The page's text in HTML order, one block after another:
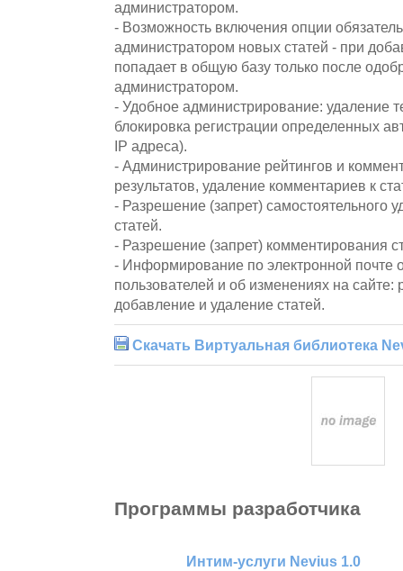
администратором.
- Возможность включения опции
администратором новых статей - при
попадает в общую базу только после
администратором.
- Удобное администрирование: удаление
блокировка регистрации определенных
IP адреса).
- Администрирование рейтингов и
результатов, удаление комментариев к
- Разрешение (запрет) самостоятельного
статей.
- Разрешение (запрет) комментирования
- Информирование по электронной почте
пользователей и об изменениях на сайте:
добавление и удаление статей.
Скачать Виртуальная библиотека
Программы разработчика
Интим-услуги Nevius 1.0